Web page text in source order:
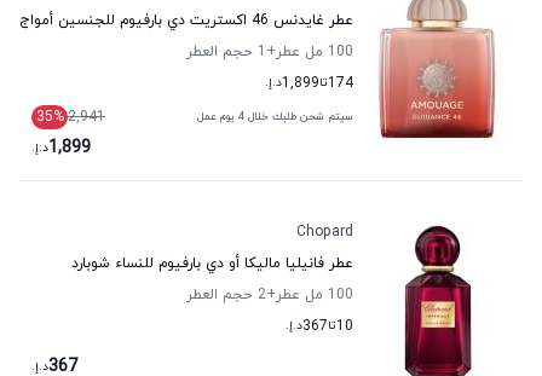
عطر غايدنس 46 اكستريت دي بارفيوم للجنسين أمواج
100 مل عطر
+1
حجم العطر
174تا1,899د.إ.
سيتم شحن طلبك خلال 4 يوم عمل 2,941
35%
1,899د.إ.
Chopard
عطر فانيليا ماليكا أو دي بارفيوم للنساء شوبارد
100 مل عطر
+2
حجم العطر
10تا367د.إ.
367د.إ.